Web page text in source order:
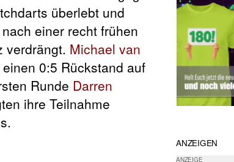
überlebt und
einer recht frühen
verdrängt. Michael van
0:5 Rückstand auf
Runde Darren
ihre Teilnahme
ANZEIGEN